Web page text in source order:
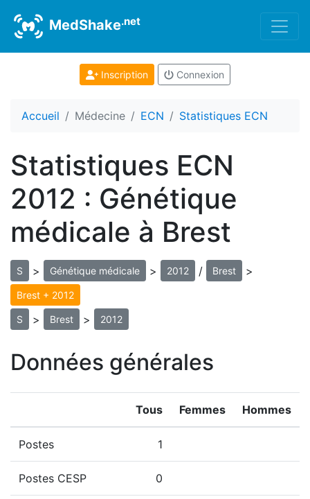
MedShake.net
Inscription Connexion
Accueil Médecine ECN Statistiques ECN
Statistiques ECN
2012 : Génétique
médicale à Brest
S > Génétique médicale > 2012 / Brest >
Brest + 2012
S > Brest > 2012
Données générales
Tous Femmes Hommes
Postes 1
Postes CESP 0